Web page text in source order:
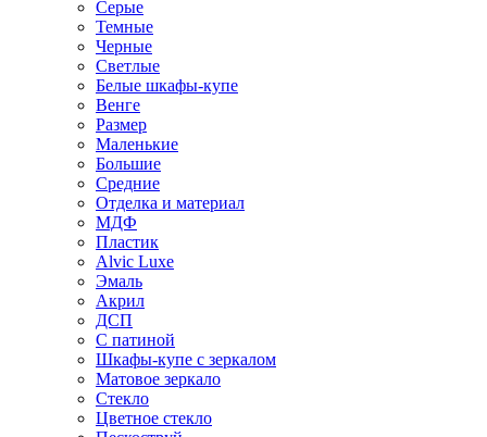
Серые
Темные
Черные
Светлые
Белые шкафы-купе
Венге
Размер
Маленькие
Большие
Средние
Отделка и материал
МДФ
Пластик
Alvic Luxe
Эмаль
Акрил
ДСП
С патиной
Шкафы-купе с зеркалом
Матовое зеркало
Стекло
Цветное стекло